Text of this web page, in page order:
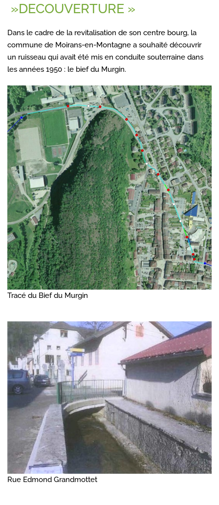
»DECOUVERTURE »
Dans le cadre de la revitalisation de son centre bourg, la
commune de Moirans-en-Montagne a souhaité découvrir
un ruisseau qui avait été mis en conduite souterraine dans
les années 1950 : le bief du Murgin.
Tracé du Bief du Murgin
Rue Edmond Grandmottet